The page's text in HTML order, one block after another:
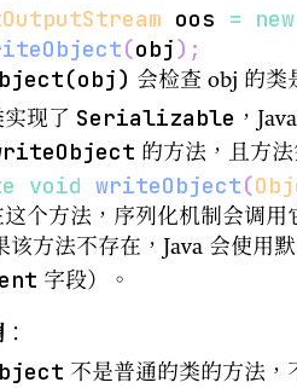
oos = new
(obj) ;
会检查 obj 的类
现了 Serializable ，
的方法，且方法
void writeObject(
这个方法，序列化机制会调用
该方法不存在，Java 会使用
字段）。
：
不是普通的类的方法，